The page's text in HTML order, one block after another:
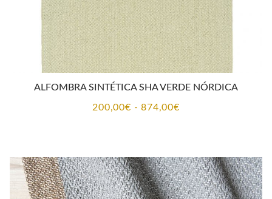
ALFOMBRA SINTÉTICA SHA VERDE NÓRDICA
200,00€ - 874,00€Rango
desde
200,00€
hasta